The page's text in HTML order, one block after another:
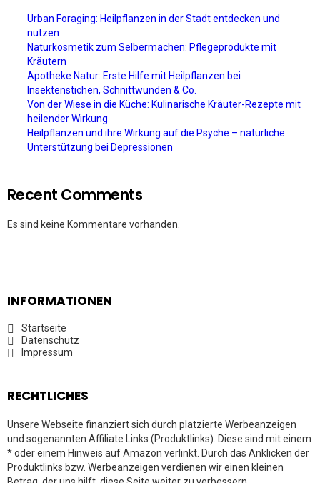
Urban Foraging: Heilpflanzen in der Stadt entdecken und
nutzen
Naturkosmetik zum Selbermachen: Pflegeprodukte mit
Kräutern
Apotheke Natur: Erste Hilfe mit Heilpflanzen bei
Insektenstichen, Schnittwunden & Co.
Von der Wiese in die Küche: Kulinarische Kräuter-Rezepte mit
heilender Wirkung
Heilpflanzen und ihre Wirkung auf die Psyche – natürliche
Unterstützung bei Depressionen
Recent Comments
Es sind keine Kommentare vorhanden.
INFORMATIONEN
Startseite
Datenschutz
Impressum
RECHTLICHES
Unsere Webseite finanziert sich durch platzierte Werbeanzeigen
und sogenannten Affiliate Links (Produktlinks). Diese sind mit einem
* oder einem Hinweis auf Amazon verlinkt. Durch das Anklicken der
Produktlinks bzw. Werbeanzeigen verdienen wir einen kleinen